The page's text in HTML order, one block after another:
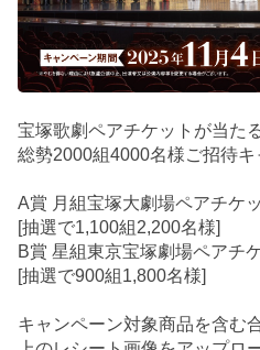
宝塚歌劇ペアチケットが当た
総勢2000組4000名様ご招待キ
A賞 月組宝塚大劇場ペアチケ
[抽選で1,100組2,200名様]
B賞 星組東京宝塚劇場ペアチ
[抽選で900組1,800名様]
キャンペーン対象商品を含む